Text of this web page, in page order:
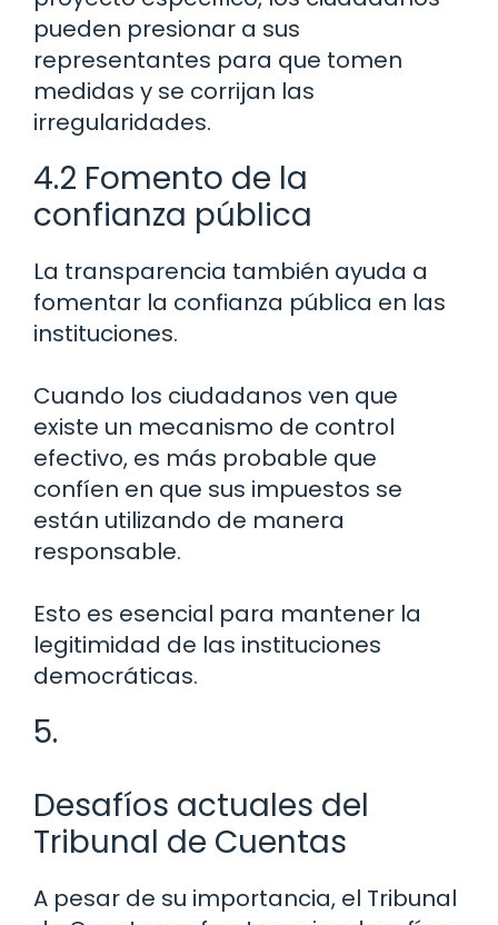
pueden presionar a sus
representantes para que tomen
medidas y se corrijan las
irregularidades.
4.2 Fomento de la
confianza pública
La transparencia también ayuda a
fomentar la confianza pública en las
instituciones.
Cuando los ciudadanos ven que
existe un mecanismo de control
efectivo, es más probable que
confíen en que sus impuestos se
están utilizando de manera
responsable.
Esto es esencial para mantener la
legitimidad de las instituciones
democráticas.
5.
Desafíos actuales del
Tribunal de Cuentas
A pesar de su importancia, el Tribunal